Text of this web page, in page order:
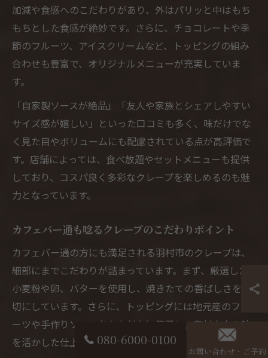
加減や食感へのこだわりがあり、外はパリッと中はもち
もちとした食感が絶妙です。さらに、チョコレートや季
節のフルーツ、アイスクリームなど、トッピングの組み
合わせも豊富で、オリジナルメニューが充実していま
す。
「自家製ソースが絶品」「友人や家族とシェアしやすい
サイズ感が嬉しい」といった口コミも多く、味だけでな
く見た目やボリュームにも配慮されている点が高評価で
す。店舗によっては、食べ放題やセットメニューも提供
しており、コスパ良く多彩なクレープを楽しめるのも魅
力となっています。
カフェバー通も唸るクレープのこだわりポイント
カフェバー通の方にも満足される羽村市のクレープは、
細部にまでこだわりが詰まっています。まず、厳選した
小麦粉や卵、バターを使用し、焼きたての香ばしさを大
切にしています。さらに、トッピングには地元産のフル
ーツや手作りソースをふんだんに使用し、素材本来の味
を活かした仕上がりです。080-6000-0100
お問い合わせ・ご予約